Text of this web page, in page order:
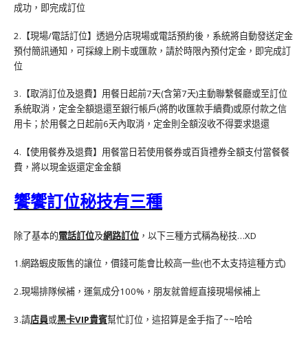
成功，即完成訂位
2.【現場/電話訂位】透過分店現場或電話預約後，系統將自動發送定金
預付簡訊通知，可採線上刷卡或匯款，請於時限內預付定金，即完成訂
位
3.【取消訂位及退費】用餐日起前7天(含第7天)主動聯繫餐廳或至訂位
系統取消，定金全額退還至銀行帳戶(將酌收匯款手續費)或原付款之信
用卡；於用餐之日起前6天內取消，定金則全額沒收不得要求退還
4.【使用餐券及退費】用餐當日若使用餐券或百貨禮券全額支付當餐餐
費，將以現金返還定金金額
饗饗訂位秘技有三種
除了基本的電話訂位及網路訂位 ，以下三種方式稱為秘技…XD
1.網路蝦皮販售的讓位，價錢可能會比較高一些(也不太支持這種方式)
2.現場排隊候補，運氣成分100%，朋友就曾經直接現場候補上
3.請店員或黑卡VIP貴賓幫忙訂位，這招算是金手指了~~哈哈